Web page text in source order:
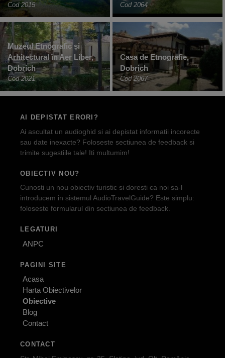
Cod 2015 Cod 2064
Muzeul Etnografic și
Arhitectural în Aer Liber,
Dobrich
Cod 2021
Casa de Etnografie,
Dobrich
Cod 2067
AI DEPISTAT ERORI?
Ai ascultat un audioghid si ai depistat informatii incorecte
sau date inexacte? Foloseste sectiunea de feedback si
trimite sugestiile tale! Iti multumim!
OBIECTIV NOU?
Cunosti un nou obiectiv turistic si doresti ca noi sa-l
introducem in sistemul AudioTravelGuide? Este simplu:
foloseste formularul din sectiunea de feedback.
LEGATURI
ANPC
PAGINI SITE
Acasa
Harta Obiectivelor
Obiective
Blog
Contact
CONTACT